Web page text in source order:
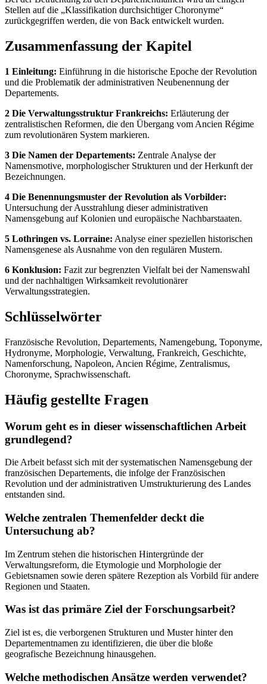
Stellen auf die „Klassifikation durchsichtiger Choronyme“
zurückgegriffen werden, die von Back entwickelt wurden.
Zusammenfassung der Kapitel
1 Einleitung: Einführung in die historische Epoche der Revolution
und die Problematik der administrativen Neubenennung der
Departements.
2 Die Verwaltungsstruktur Frankreichs: Erläuterung der
zentralistischen Reformen, die den Übergang vom Ancien Régime
zum revolutionären System markieren.
3 Die Namen der Departements: Zentrale Analyse der
Namensmotive, morphologischer Strukturen und der Herkunft der
Bezeichnungen.
4 Die Benennungsmuster der Revolution als Vorbilder:
Untersuchung der Ausstrahlung dieser administrativen
Namensgebung auf Kolonien und europäische Nachbarstaaten.
5 Lothringen vs. Lorraine: Analyse einer speziellen historischen
Namensgenese als Ausnahme von den regulären Mustern.
6 Konklusion: Fazit zur begrenzten Vielfalt bei der Namenswahl
und der nachhaltigen Wirksamkeit revolutionärer
Verwaltungsstrategien.
Schlüsselwörter
Französische Revolution, Departements, Namengebung, Toponyme,
Hydronyme, Morphologie, Verwaltung, Frankreich, Geschichte,
Namenforschung, Napoleon, Ancien Régime, Zentralismus,
Choronyme, Sprachwissenschaft.
Häufig gestellte Fragen
Worum geht es in dieser wissenschaftlichen Arbeit
grundlegend?
Die Arbeit befasst sich mit der systematischen Namensgebung der
französischen Departements, die infolge der Französischen
Revolution und der administrativen Umstrukturierung des Landes
entstanden sind.
Welche zentralen Themenfelder deckt die
Untersuchung ab?
Im Zentrum stehen die historischen Hintergründe der
Verwaltungsreform, die Etymologie und Morphologie der
Gebietsnamen sowie deren spätere Rezeption als Vorbild für andere
Regionen und Staaten.
Was ist das primäre Ziel der Forschungsarbeit?
Ziel ist es, die verborgenen Strukturen und Muster hinter den
Departementnamen zu identifizieren, die über die bloße
geografische Bezeichnung hinausgehen.
Welche methodischen Ansätze werden verwendet?